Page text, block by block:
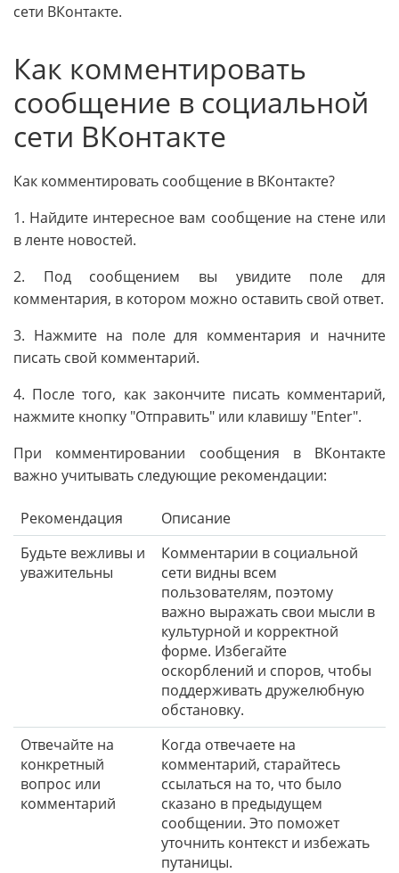
сети ВКонтакте.
Как комментировать
сообщение в социальной
сети ВКонтакте
Как комментировать сообщение в ВКонтакте?
1. Найдите интересное вам сообщение на стене или
в ленте новостей.
2. Под сообщением вы увидите поле для
комментария, в котором можно оставить свой ответ.
3. Нажмите на поле для комментария и начните
писать свой комментарий.
4. После того, как закончите писать комментарий,
нажмите кнопку "Отправить" или клавишу "Enter".
При комментировании сообщения в ВКонтакте
важно учитывать следующие рекомендации:
Рекомендация
Описание
Будьте вежливы и
уважительны
Комментарии в социальной
сети видны всем
пользователям, поэтому
важно выражать свои мысли в
культурной и корректной
форме. Избегайте
оскорблений и споров, чтобы
поддерживать дружелюбную
обстановку.
Отвечайте на
конкретный
вопрос или
комментарий
Когда отвечаете на
комментарий, старайтесь
ссылаться на то, что было
сказано в предыдущем
сообщении. Это поможет
уточнить контекст и избежать
путаницы.